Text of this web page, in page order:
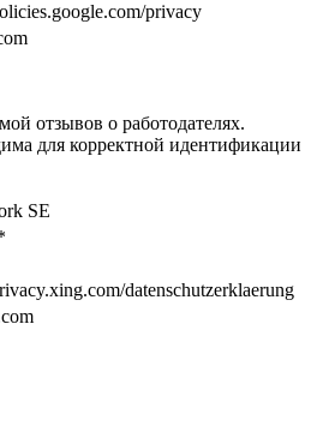
privacy
отзывов о работодателях.
для корректной идентификации
SE
datenschutzerklaerung